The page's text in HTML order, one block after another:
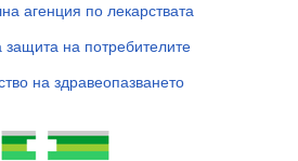
агенция по лекарствата
защита на потребителите
на здравеопазването